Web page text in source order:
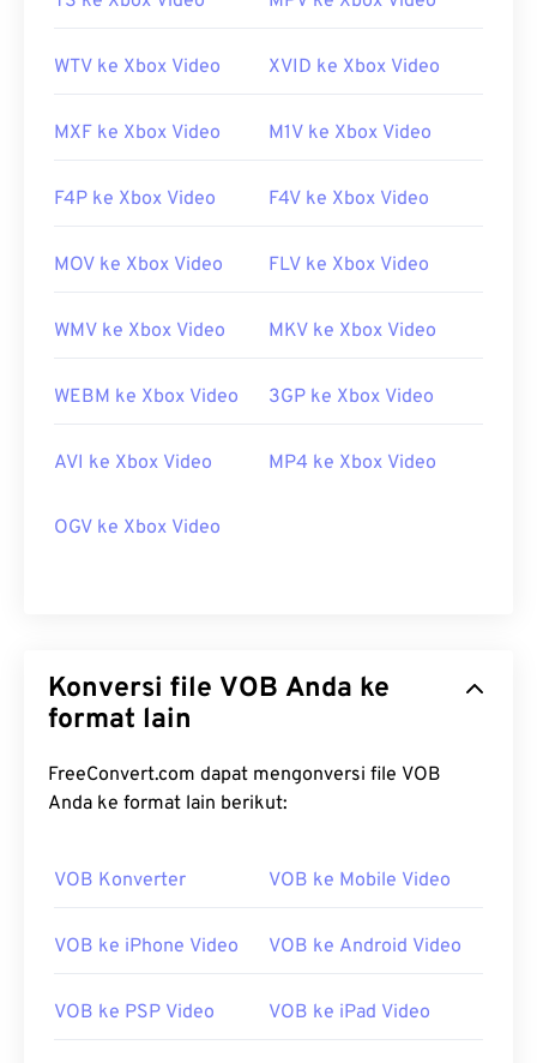
Tautan yang berguna:
https://en.wikipedia.org/wiki/VOB
WTV ke Xbox Video XVID ke Xbox Video
MXF ke Xbox Video M1V ke Xbox Video
F4P ke Xbox Video F4V ke Xbox Video
MOV ke Xbox Video FLV ke Xbox Video
WMV ke Xbox Video MKV ke Xbox Video
WEBM ke Xbox Video 3GP ke Xbox Video
AVI ke Xbox Video MP4 ke Xbox Video
OGV ke Xbox Video
Konversi file VOB Anda ke
format lain
FreeConvert.com dapat mengonversi file VOB
Anda ke format lain berikut:
VOB Konverter VOB ke Mobile Video
VOB ke iPhone Video VOB ke Android Video
VOB ke PSP Video VOB ke iPad Video